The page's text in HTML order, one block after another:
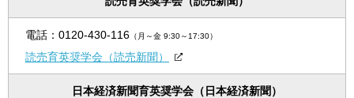
電話： 0120-430-116 （月～金 9:30～17:30）
読売育英奨学会（読売新聞）
日本経済新聞育英奨学会（日本経済新聞）